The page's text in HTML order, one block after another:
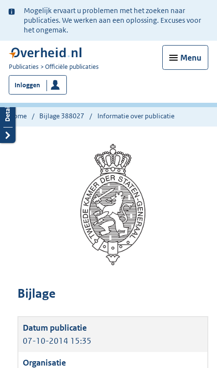
Ter
informatie:
Mogelijk ervaart u problemen met het zoeken naar
publicaties. We werken aan een oplossing. Excuses voor
het ongemak.
Menu
U
bent
nu
hier:
Publicaties Officiële publicaties
Inloggen
Home Bijlage 388027 Informatie over publicatie
Bijlage
07-10-2014 15:35